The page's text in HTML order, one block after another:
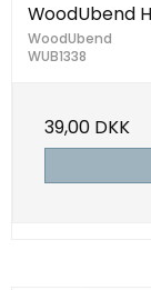
WoodUbend
WoodUbend
WUB1338
39,00 DKK